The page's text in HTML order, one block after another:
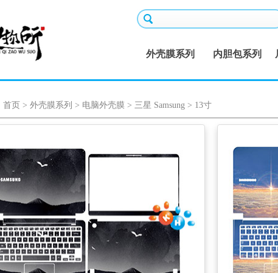
外壳膜系列 内胆包系列
首页 > 外壳膜系列 > 电脑外壳膜 > 三星 Samsung > 13寸